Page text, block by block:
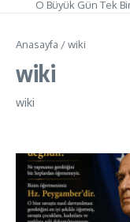
O Büyük Gün Tek
Anasayfa /wiki
wiki
wiki